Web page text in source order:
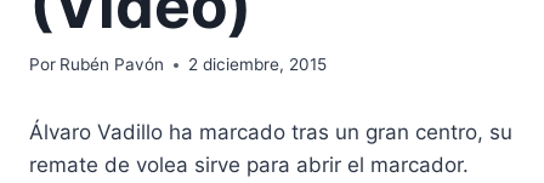
Por Rubén Pavón 2 diciembre, 2015
Álvaro Vadillo ha marcado tras un gran centro, su
remate de volea sirve para abrir el marcador.